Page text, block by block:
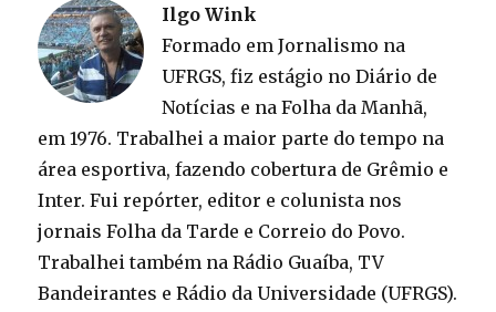
Ilgo Wink
Formado em Jornalismo na
UFRGS, fiz estágio no Diário de
Notícias e na Folha da Manhã,
em 1976. Trabalhei a maior parte do tempo na
área esportiva, fazendo cobertura de Grêmio e
Inter. Fui repórter, editor e colunista nos
jornais Folha da Tarde e Correio do Povo.
Trabalhei também na Rádio Guaíba, TV
Bandeirantes e Rádio da Universidade (UFRGS).